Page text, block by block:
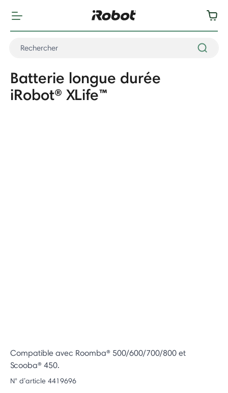
Batterie longue durée
iRobot® XLife™
Compatible avec Roomba® 500/600/700/800 et
Scooba® 450.
N° d’article 4419696